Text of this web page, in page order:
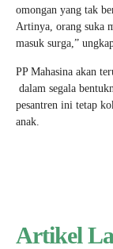
omongan yang tak
Artinya, orang suka
masuk surga,”
PP Mahasina akan
dalam segala
pesantren ini tetap
anak.
Artikel